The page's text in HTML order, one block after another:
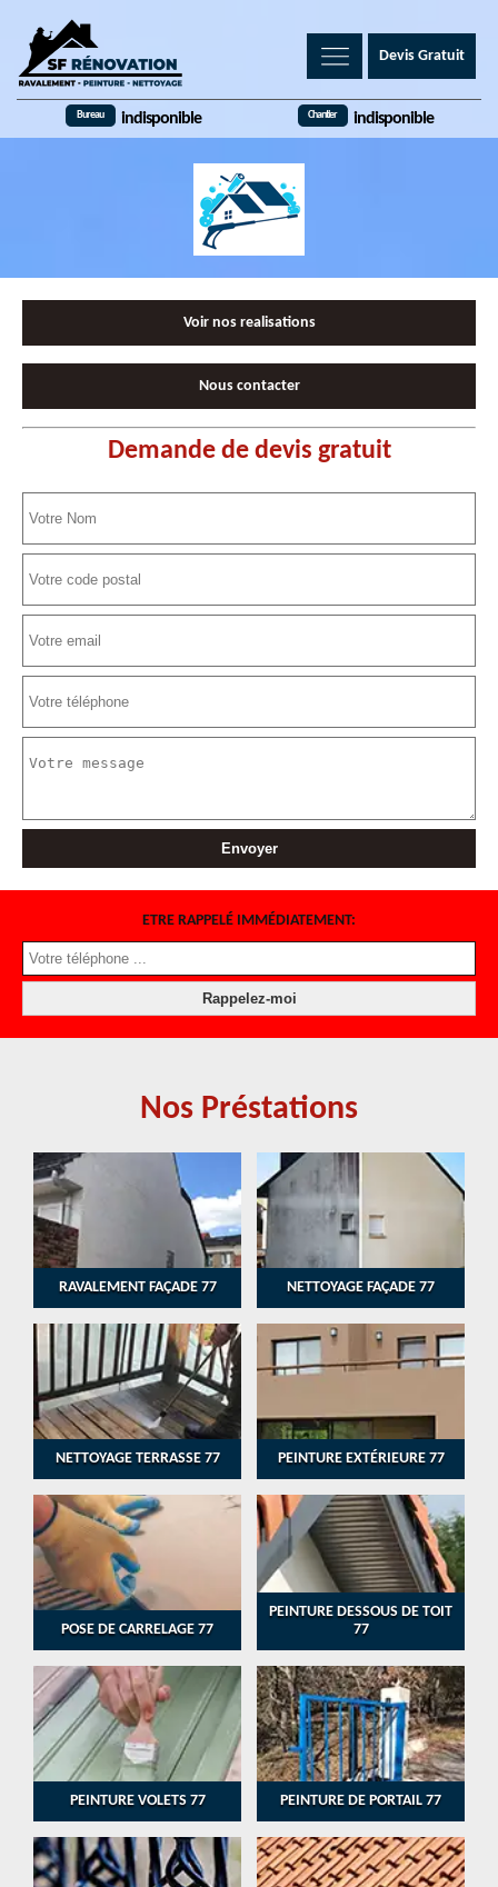
Devis Gratuit
Bureau indisponible Chantier indisponible
Voir nos realisations
Nous contacter
Demande de devis gratuit
ETRE RAPPELÉ IMMÉDIATEMENT:
Nos Préstations
RAVALEMENT FAÇADE 77 NETTOYAGE FAÇADE 77
NETTOYAGE TERRASSE 77 PEINTURE EXTÉRIEURE 77
POSE DE CARRELAGE 77
PEINTURE DESSOUS DE TOIT
77
PEINTURE VOLETS 77 PEINTURE DE PORTAIL 77